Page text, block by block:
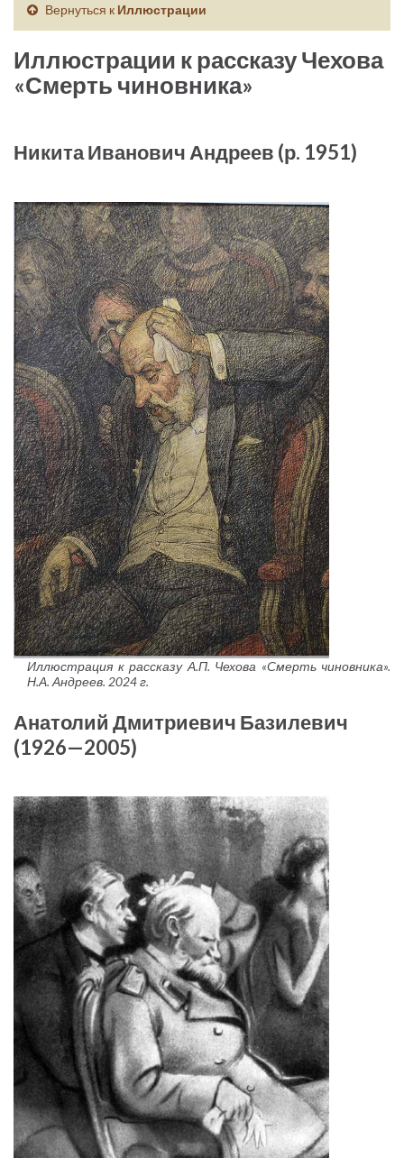
Вернуться к Иллюстрации
Иллюстрации к рассказу Чехова
«Смерть чиновника»
Никита Иванович Андреев (р. 1951)
Иллюстрация к рассказу А.П. Чехова «Смерть чиновника».
Н.А. Андреев. 2024 г.
Анатолий Дмитриевич Базилевич
(1926—2005)